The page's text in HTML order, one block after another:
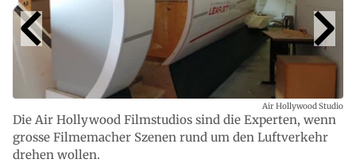
Die Air Hollywood Filmstudios sind die Experten, wenn
grosse Filmemacher Szenen rund um den Luftverkehr
drehen wollen.
Air Hollywood Studio